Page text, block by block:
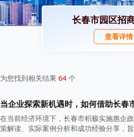
长春市园区招
查看详
为您找到相关结果 64 个
当企业探索新机遇时，如何借助长春
在当前经济环境下，长春市积极实施惠企
策解读、实际案例分析和成功经验分享，